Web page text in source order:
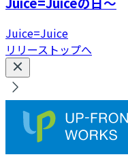
Juice=Juice
リリーストップへ